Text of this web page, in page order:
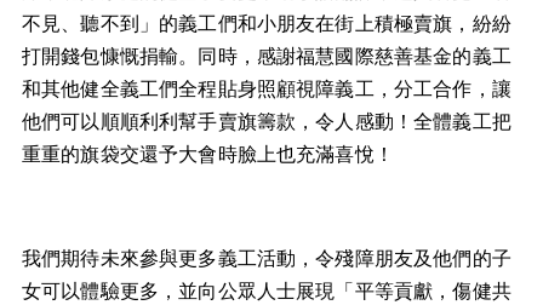
不見、聽不到」的義工們和小朋友在街上積極賣旗，紛紛
打開錢包慷慨捐輸。同時，感謝福慧國際慈善基金的義工
和其他健全義工們全程貼身照顧視障義工，分工合作，讓
他們可以順順利利幫手賣旗籌款，令人感動！全體義工把
重重的旗袋交還予大會時臉上也充滿喜悅！
我們期待未來參與更多義工活動，令殘障朋友及他們的子
女可以體驗更多，並向公眾人士展現「平等貢獻，傷健共